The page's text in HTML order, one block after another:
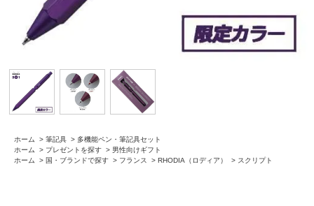
ホーム > 筆記具 > 多機能ペン・筆記具セット
ホーム
> プレゼントを探す > 男性向けギフト
ホーム
> 国・ブランドで探す > フランス > RHODIA（ロディア） > スクリプト